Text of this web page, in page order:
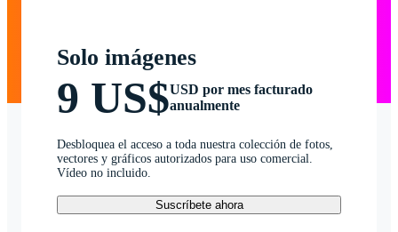
Solo imágenes
9 US$USD por mes facturado
anualmente
Desbloquea el acceso a toda nuestra colección de fotos,
vectores y gráficos autorizados para uso comercial.
Vídeo no incluido.
Suscríbete ahora